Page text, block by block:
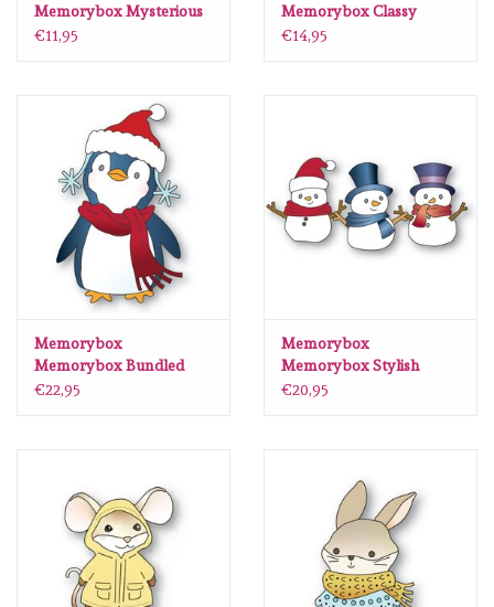
Memorybox Mysterious
Mushrooms craft die
€11,95
Memorybox Classy
Goose craft die 94826
€14,95
Memorybox
Memorybox Bundled
Penguin craft die
€22,95
Memorybox
Memorybox Stylish
Snowmen Trio craft die
€20,95